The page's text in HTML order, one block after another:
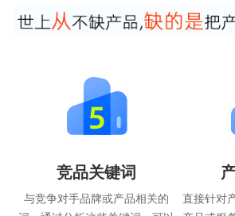
竞品关键词
与竞争对手品牌或产品相关的
直接针对